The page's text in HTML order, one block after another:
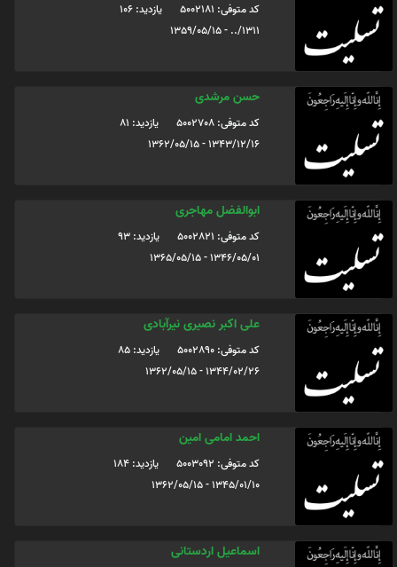
کد متوفی: 5002181
یازدید: 106
1311/.. - 1359/05/15
حسن مرشدی
کد متوفی: 5002708
یازدید: 81
1343/12/16 - 1362/05/15
ابوالفضل مهاجری
کد متوفی: 5002821
یازدید: 93
1346/05/01 - 1365/05/15
علی اکبر نصیری نیرآبادی
کد متوفی: 5002890
یازدید: 85
1344/02/26 - 1362/05/15
احمد امامی امین
کد متوفی: 5003092
یازدید: 184
1345/01/10 - 1362/05/15
اسماعیل اردستانی